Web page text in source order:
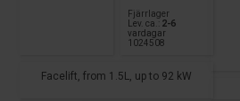
Fjärrlager
Lev. ca.:
2-6
vardagar
1024508
Facelift, from 1.5L, up to 92 kW